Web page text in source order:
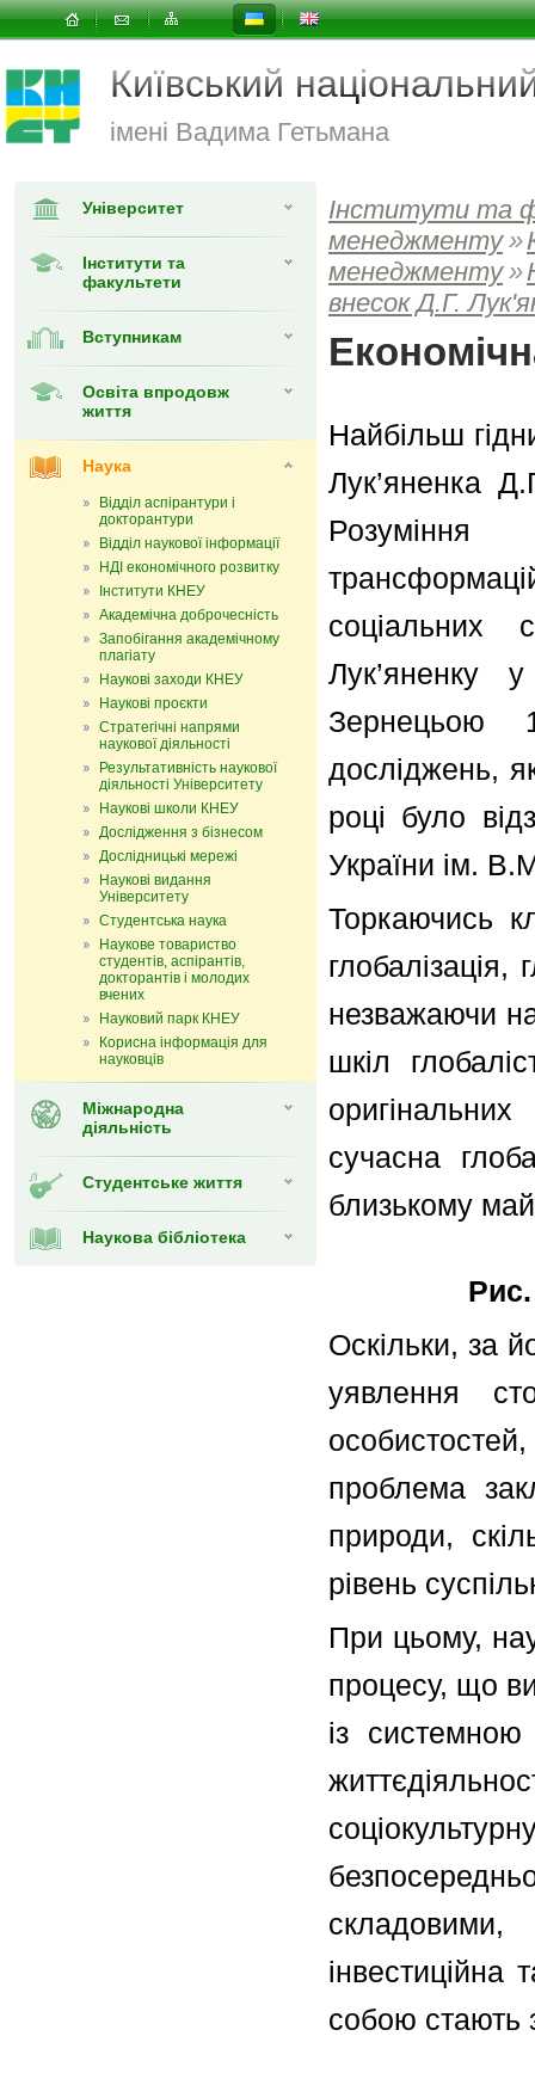
Київський
імені Вадима Гетьмана
Університет
Інститути та
факультети
Вступникам
Освіта впродовж
життя
Наука
Відділ аспірантури і
докторантури
Відділ наукової інформації
НДІ економічного розвитку
Інститути КНЕУ
Академічна доброчесність
Запобігання академічному
плагіату
Наукові заходи КНЕУ
Наукові проєкти
Стратегічні напрями
наукової діяльності
Результативність наукової
діяльності Університету
Наукові школи КНЕУ
Дослідження з бізнесом
Дослідницькі мережі
Наукові видання
Університету
Студентська наука
Наукове товариство
студентів, аспірантів,
докторантів і молодих
вчених
Науковий парк КНЕУ
Корисна інформація для
науковців
Міжнародна
діяльність
Студентське життя
Наукова бібліотека
Інститути та
менеджменту »
менеджменту »
внесок Д.Г.
Найбільш
Лук’яненка
Розуміння
соціальних
Лук’яненку
досліджень,
році було
України ім.
Торкаючись
незважаючи на
шкіл
сучасна
близькому
Оскільки, за
уявлення
проблема
природи,
рівень
При цьому,
процесу, що
із системною
інвестиційна
собою стають